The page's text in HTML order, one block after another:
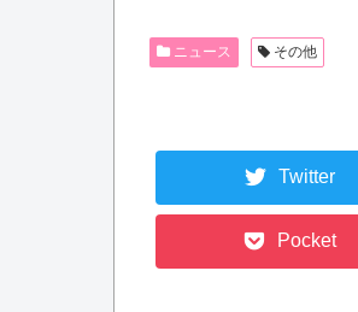
ニュース その他
Twitter
Pocket